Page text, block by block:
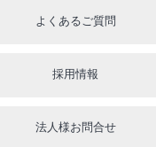
よくあるご質問
採用情報
法人様お問合せ